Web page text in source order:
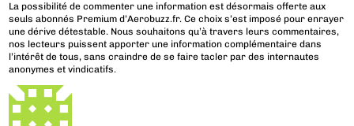
La possibilité de commenter une information est désormais offerte aux
seuls abonnés Premium d’Aerobuzz.fr. Ce choix s’est imposé pour enrayer
une dérive détestable. Nous souhaitons qu’à travers leurs commentaires,
nos lecteurs puissent apporter une information complémentaire dans
l’intérêt de tous, sans craindre de se faire tacler par des internautes
anonymes et vindicatifs.